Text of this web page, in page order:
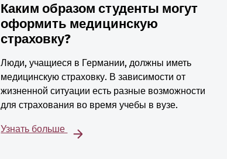
Каким образом студенты могут
оформить медицинскую
страховку?
Люди, учащиеся в Германии, должны иметь
медицинскую страховку. В зависимости от
жизненной ситуации есть разные возможности
для страхования во время учебы в вузе.
Узнать больше